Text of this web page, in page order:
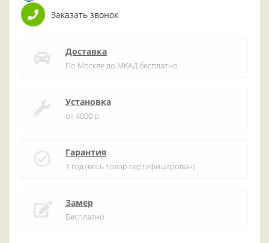
Заказать звонок
Доставка
По Москве до МКАД бесплатно
Установка
от 4000 р.
Гарантия
1 год (весь товар сертифицирован)
Замер
Бесплатно